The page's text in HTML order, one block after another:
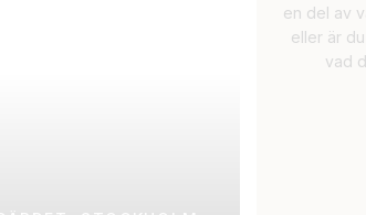
en del av
eller är
vad